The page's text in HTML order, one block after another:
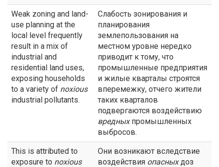
Weak zoning and land-
use planning at the
local level frequently
result in a mix of
industrial and
residential land uses,
exposing households
to a variety of noxious
industrial pollutants.
Слабость зонирования и
планирования
землепользования на
местном уровне нередко
приводит к тому, что
промышленные предприятия
и жилые кварталы строятся
вперемежку, отчего жители
таких кварталов
подвергаются воздействию
вредныхпромышленных
выбросов.
This is attributed to
exposure to noxious
Они возникают вследствие
воздействия опасныхдоз